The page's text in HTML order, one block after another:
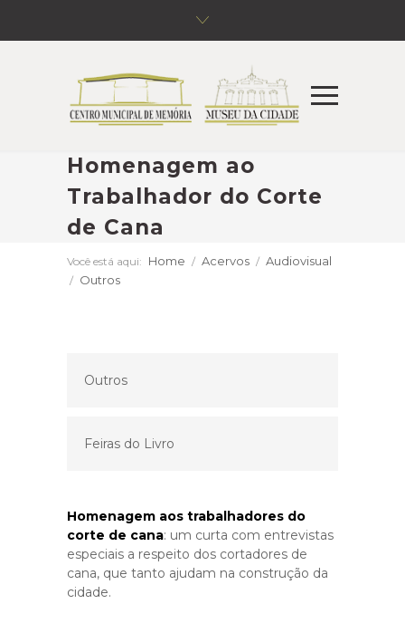
Homenagem ao
Trabalhador do Corte
de Cana
Você está aqui: Home / Acervos / Audiovisual
/ Outros
Outros
Feiras do Livro
Homenagem aos trabalhadores do
corte de cana: um curta com entrevistas
especiais a respeito dos cortadores de
cana, que tanto ajudam na construção da
cidade.